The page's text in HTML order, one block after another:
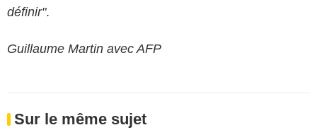
définir".
Guillaume Martin avec AFP
Sur le même sujet